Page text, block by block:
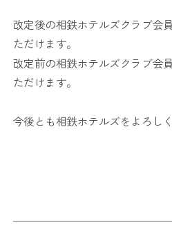
改定後の相鉄ホテルズクラブ会
ただけます。
改定前の相鉄ホテルズクラブ会
ただけます。
今後とも相鉄ホテルズをよろし